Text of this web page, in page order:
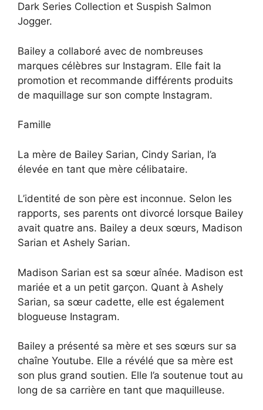
Dark Series Collection et Suspish Salmon
Jogger.
Bailey a collaboré avec de nombreuses
marques célèbres sur Instagram. Elle fait la
promotion et recommande différents produits
de maquillage sur son compte Instagram.
Famille
La mère de Bailey Sarian, Cindy Sarian, l’a
élevée en tant que mère célibataire.
L’identité de son père est inconnue. Selon les
rapports, ses parents ont divorcé lorsque Bailey
avait quatre ans. Bailey a deux sœurs, Madison
Sarian et Ashely Sarian.
Madison Sarian est sa sœur aînée. Madison est
mariée et a un petit garçon. Quant à Ashely
Sarian, sa sœur cadette, elle est également
blogueuse Instagram.
Bailey a présenté sa mère et ses sœurs sur sa
chaîne Youtube. Elle a révélé que sa mère est
son plus grand soutien. Elle l’a soutenue tout au
long de sa carrière en tant que maquilleuse.